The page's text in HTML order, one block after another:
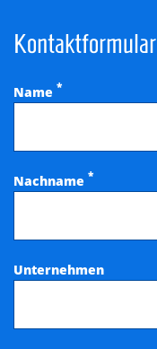
Kontaktformular
Name *
Nachname *
Unternehmen